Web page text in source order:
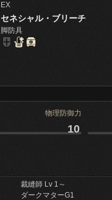
EX
セネシャル・ブリーチ
脚防具
物理防御力
10
裁縫師 Lv 1～
ダークマターG1